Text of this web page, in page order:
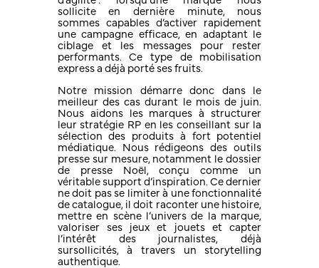
sollicite en dernière minute, nous
sommes capables d’activer rapidement
une campagne efficace, en adaptant le
ciblage et les messages pour rester
performants. Ce type de mobilisation
express a déjà porté ses fruits.
Notre mission démarre donc dans le
meilleur des cas durant le mois de juin.
Nous aidons les marques à structurer
leur stratégie RP en les conseillant sur la
sélection des produits à fort potentiel
médiatique. Nous rédigeons des outils
presse sur mesure, notamment le dossier
de presse Noël, conçu comme un
véritable support d’inspiration. Ce dernier
ne doit pas se limiter à une fonctionnalité
de catalogue, il doit raconter une histoire,
mettre en scène l’univers de la marque,
valoriser ses jeux et jouets et capter
l’intérêt des journalistes, déjà
sursollicités, à travers un storytelling
authentique.